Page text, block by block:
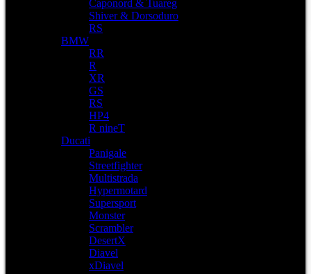
Caponord & Tuareg
Shiver & Dorsoduro
RS
BMW
RR
R
XR
GS
RS
HP4
R nineT
Ducati
Panigale
Streetfighter
Multistrada
Hypermotard
Supersport
Monster
Scrambler
DesertX
Diavel
xDiavel